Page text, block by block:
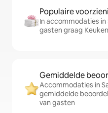
Populaire
In accommodaties
gasten graag
Gemiddelde
Accommodaties in
gemiddelde
van gasten